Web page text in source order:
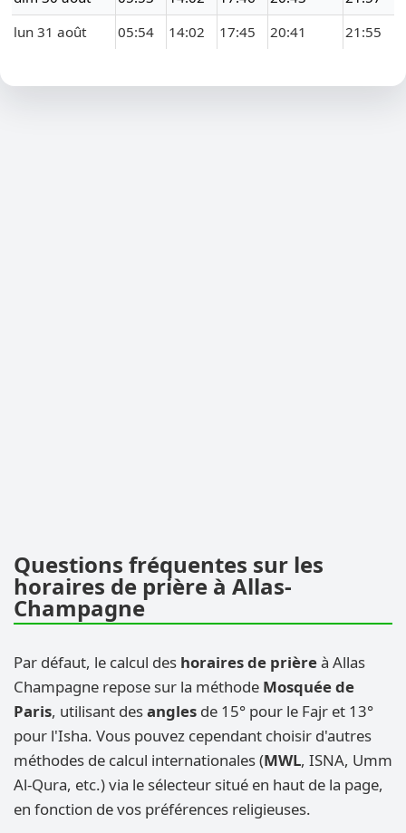
lun 31 août
05:54 14:02 17:45 20:41 21:55
Questions fréquentes sur les
horaires de prière à Allas-
Champagne
Par défaut, le calcul des horaires de prièreà Allas
Champagne repose sur la méthode Mosquée de
Paris, utilisant desangles de 15° pour le Fajr et 13°
pour l'Isha. Vous pouvez cependant choisir d'autres
méthodes de calcul internationales (MWL, ISNA, Umm
Al-Qura, etc.) via le sélecteur situé en haut de la page,
en fonction de vos préférences religieuses.